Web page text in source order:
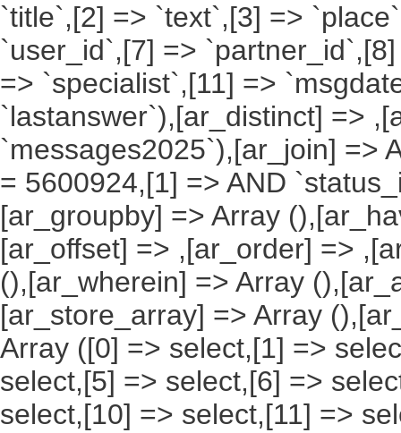
`title`,[2] => `text`,[3] =>
`user_id`,[7] =>
=> `specialist`,[11] =>
`lastanswer`),[ar_distinct] =>
`messages2025`),[ar_join] =>
= 5600924,[1] => AND
[ar_groupby] => Array
[ar_offset] => ,[ar_order] =>
(),[ar_wherein] => Array
[ar_store_array] => Array
Array ([0] => select,[1] =>
select,[5] => select,[6] =>
select,[10] => select,[11] =>